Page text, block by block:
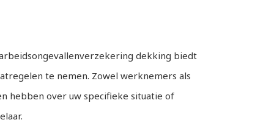
dekking biedt
te nemen. Zowel werknemers als
hebben over uw specifieke situatie of